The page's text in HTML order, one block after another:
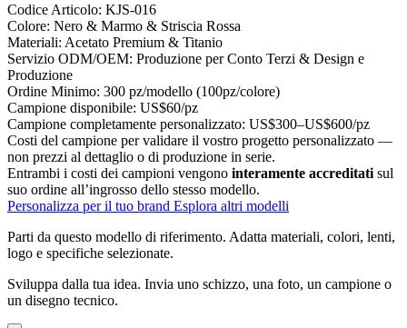
Codice Articolo: KJS-016
Colore: Nero & Marmo & Striscia Rossa
Materiali: Acetato Premium & Titanio
Servizio ODM/OEM: Produzione per Conto Terzi & Design e
Produzione
Ordine Minimo: 300 pz/modello (100pz/colore)
Campione disponibile: US$60/pz
Campione completamente personalizzato: US$300–US$600/pz
Costi del campione per validare il vostro progetto personalizzato —
non prezzi al dettaglio o di produzione in serie.
Entrambi i costi dei campioni vengono interamente accreditati sul
suo ordine all’ingrosso dello stesso modello.
Personalizza per il tuo brand Esplora altri modelli
Parti da questo modello di riferimento. Adatta materiali, colori, lenti,
logo e specifiche selezionate.
Sviluppa dalla tua idea. Invia uno schizzo, una foto, un campione o
un disegno tecnico.